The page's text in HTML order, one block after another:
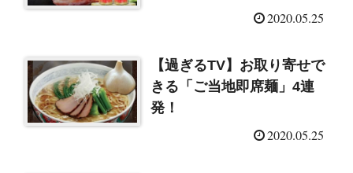
2020.05.25
【過ぎるTV】お取り寄せで
きる「ご当地即席麺」4連
発！
2020.05.25